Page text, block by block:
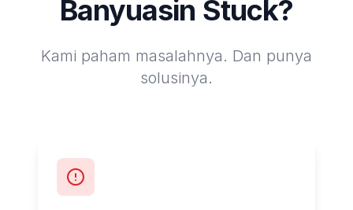
Banyuasin Stuck?
Kami paham masalahnya. Dan punya
solusinya.